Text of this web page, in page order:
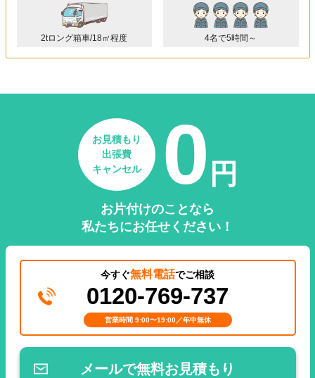
2tロング箱車/18㎥程度 4名で5時間～
お見積もり
出張費
キャンセル
0 円
お片付けのことなら
私たちにお任せください！
今すぐ無料電話でご相談
0120-769-737
営業時間 9:00〜19:00／年中無休
メールで無料お見積もり